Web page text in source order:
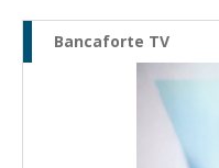
Bancaforte TV